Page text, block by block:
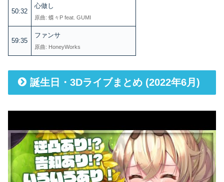
50:32
心做し
原曲: 蝶々P feat. GUMI
59:35
ファンサ
原曲: HoneyWorks
誕生日・3Dライブまとめ (2022年6月)